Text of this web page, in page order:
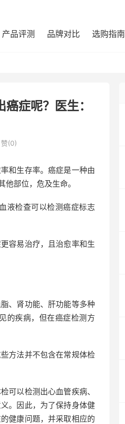
产品评测 品牌对比 选购指南
症呢？医生：
赞(0)
和生存率。癌症是一种由
部位，危及生命。
液检查可以检测癌症标志
容易治疗，且治愈率和生
、肾功能、肝功能等多种
的疾病，但在癌症检测方
方法并不包含在常规体检
可以检测出心血管疾病、
。因此，为了保持身体健
健康问题，并采取相应的